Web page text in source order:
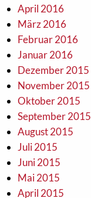
April 2016
März 2016
Februar 2016
Januar 2016
Dezember 2015
November 2015
Oktober 2015
September 2015
August 2015
Juli 2015
Juni 2015
Mai 2015
April 2015